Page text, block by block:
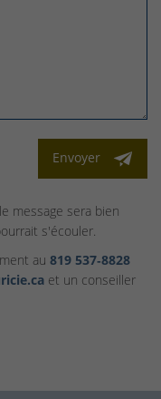
Envoyer
message sera bien
s'écouler.
au 819 537‑8828
et un conseiller